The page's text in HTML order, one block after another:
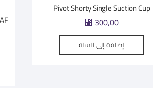
Pivot Shorty Single Suction Cup
⃁ 300,00
إضافة إلى السلة